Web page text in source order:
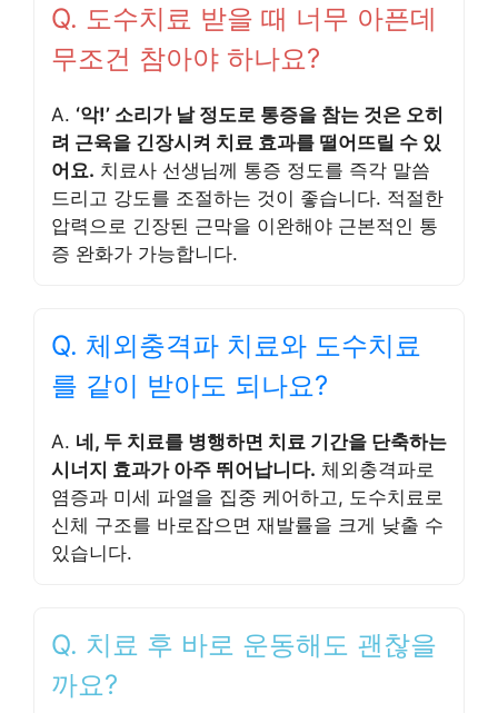
Q. 도수치료 받을 때 너무 아픈데
무조건 참아야 하나요?
A. ‘악!’ 소리가 날 정도로 통증을 참는 것은 오히
려 근육을 긴장시켜 치료 효과를 떨어뜨릴 수 있
어요. 치료사 선생님께 통증 정도를 즉각 말씀
드리고 강도를 조절하는 것이 좋습니다. 적절한
압력으로 긴장된 근막을 이완해야 근본적인 통
증 완화가 가능합니다.
Q. 체외충격파 치료와 도수치료
를 같이 받아도 되나요?
A. 네, 두 치료를 병행하면 치료 기간을 단축하는
시너지 효과가 아주 뛰어납니다. 체외충격파로
염증과 미세 파열을 집중 케어하고, 도수치료로
신체 구조를 바로잡으면 재발률을 크게 낮출 수
있습니다.
Q. 치료 후 바로 운동해도 괜찮을
까요?